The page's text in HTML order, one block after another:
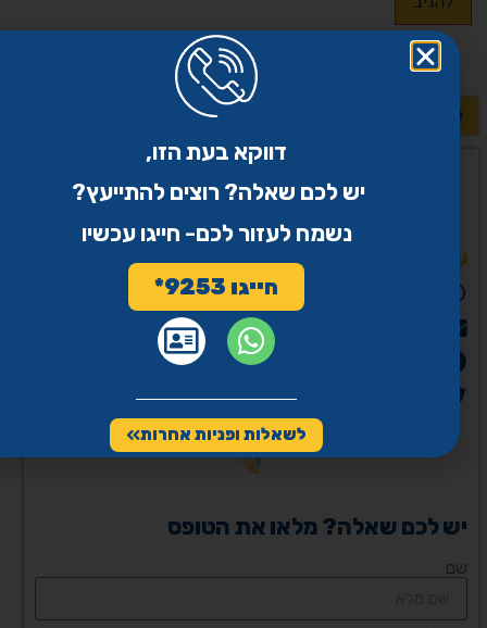
לשאלות נוספות >>
שיתוף
יש לכם שאלה? מלאו את הטופס
שם
דווקא בעת הזו,
יש לכם שאלה? רוצים להתייעץ?
נשמח לעזור לכם- חייגו עכשיו
חייגו 9253*
לשאלות ופניות אחרות